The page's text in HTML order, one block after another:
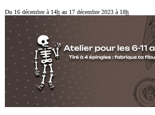
Du 16 décembre à 14h au 17 décembre 2023 à 18h